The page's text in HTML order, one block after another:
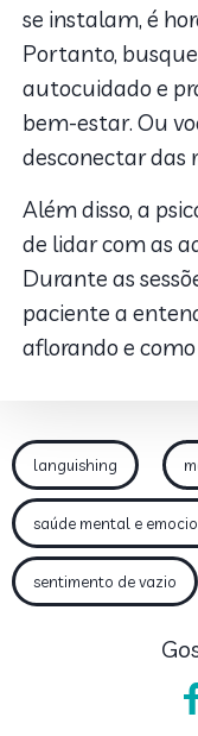
se instalam, é
Portanto,
autocuidado e
bem-estar. Ou
desconectar das
Além disso, a
de lidar com as
Durante as
paciente a
aflorando e
languishing
saúde mental e
sentimento de vazio